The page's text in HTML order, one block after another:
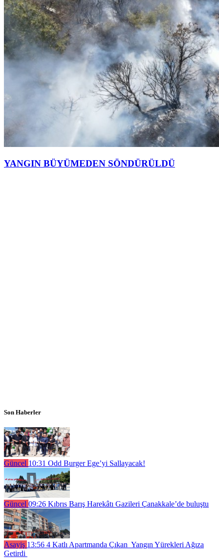
YANGIN BÜYÜMEDEN SÖNDÜRÜLDÜ
Son Haberler
Güncel 10:31 Odd Burger Ege’yi Sallayacak!
Güncel 09:26 Kıbrıs Barış Harekâtı Gazileri Çanakkale’de buluştu
Asayiş 13:56 4 Katlı Apartmanda Çıkan Yangın Yürekleri Ağıza
Getirdi